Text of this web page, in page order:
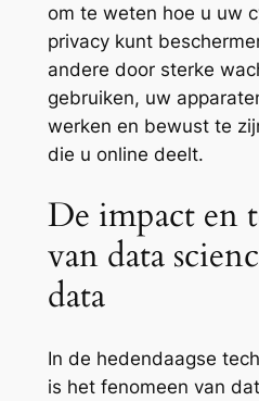
om te weten hoe u uw
privacy kunt
andere door sterke
gebruiken, uw
werken en bewust te
die u online deelt.
De impact en
van data
data
In de hedendaagse
is het fenomeen van